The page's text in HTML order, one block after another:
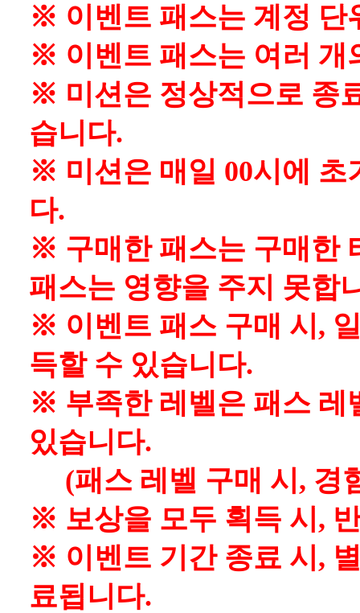
※ 이벤트 패스는 계정 단
※ 이벤트 패스는 여러 개
※ 미션은 정상적으로 종
습니다.
※ 미션은 매일 00시에 초
다.
※ 구매한 패스는 구매한
패스는 영향을 주지 못합
※ 이벤트 패스 구매 시,
득할 수 있습니다.
※ 부족한 레벨은 패스 레
있습니다.
(패스 레벨 구매 시, 경
※ 보상을 모두 획득 시,
※ 이벤트 기간 종료 시,
료됩니다.